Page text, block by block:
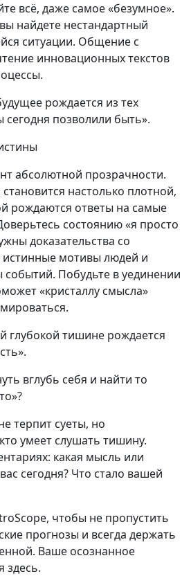
всё, даже самое «безумное».
найдете нестандартный
ситуации. Общение с
инновационных текстов
рождается из тех
позволили быть».
абсолютной прозрачности.
настолько плотной,
рождаются ответы на самые
состоянию «я просто
доказательства со
мотивы людей и
Побудьте в уединении
«кристаллу смысла»
глубокой тишине рождается
вглубь себя и найти то
терпит суеты, но
умеет слушать тишину.
какая мысль или
сегодня? Что стало вашей
чтобы не пропустить
прогнозы и всегда держать
Ваше осознанное
здесь.